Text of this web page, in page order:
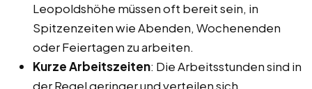
Leopoldshöhe müssen oft bereit sein, in
Spitzenzeiten wie Abenden, Wochenenden
oder Feiertagen zu arbeiten.
Kurze Arbeitszeiten: Die Arbeitsstunden sind in
der Regel geringer und verteilen sich